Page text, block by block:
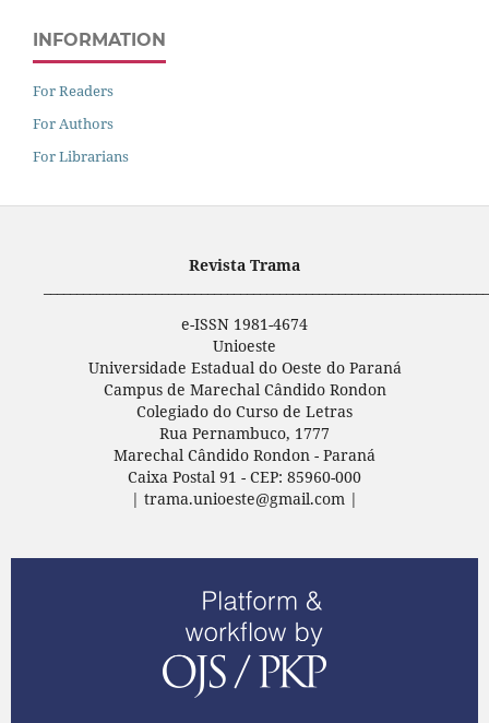
INFORMATION
For Readers
For Authors
For Librarians
Revista Trama
e-ISSN 1981-4674
Unioeste
Universidade Estadual do Oeste do Paraná
Campus de Marechal Cândido Rondon
Colegiado do Curso de Letras
Rua Pernambuco, 1777
Marechal Cândido Rondon - Paraná
Caixa Postal 91 - CEP: 85960-000
| trama.unioeste@gmail.com |